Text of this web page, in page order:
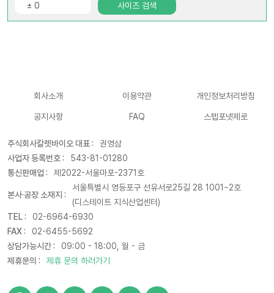
사이즈 검색
회사소개 이용약관 개인정보처리방침
공지사항 FAQ 스텝포넷제로
주식회사칼렛바이오 대표 :
권영삼
사업자 등록번호 :
543-81-01280
통신판매업 :
제2022-서울마포-2371호
본사·공장 소재지 :
서울특별시 영등포구 선유서로25길 28 1001~2호
(디스테이트 지식산업센터)
TEL :
02-6964-6930
FAX :
02-6455-5692
상담가능시간 :
09:00 - 18:00, 월 - 금
제휴문의 :
제휴 문의 하러가기